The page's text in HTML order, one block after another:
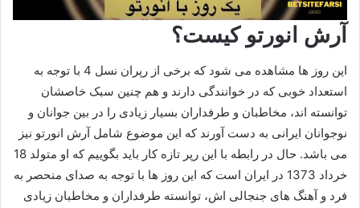
آرش انورتو کیست؟
این روز ها مشاهده می‌ شود که برخی از رپران نسل 4 با توجه به
استعداد خوبی که در خوانندگی دارند و هم چنین سبک خاصشان
توانسته اند، مخاطبان و طرفداران بسیار زیادی را در بین جوانان و
نوجوانان ایرانی به دست آورند که این موضوع شامل آرش انورتو نیز
می‌ باشد. حال در رابطه با این رپر تازه کار باید بگوییم که او متولد 18
خرداد 1373 در ایران است که این روز ها با توجه به صدای منحصر به
فرد و آهنگ های جنجالی اش، توانسته طرفداران و مخاطبان زیادی